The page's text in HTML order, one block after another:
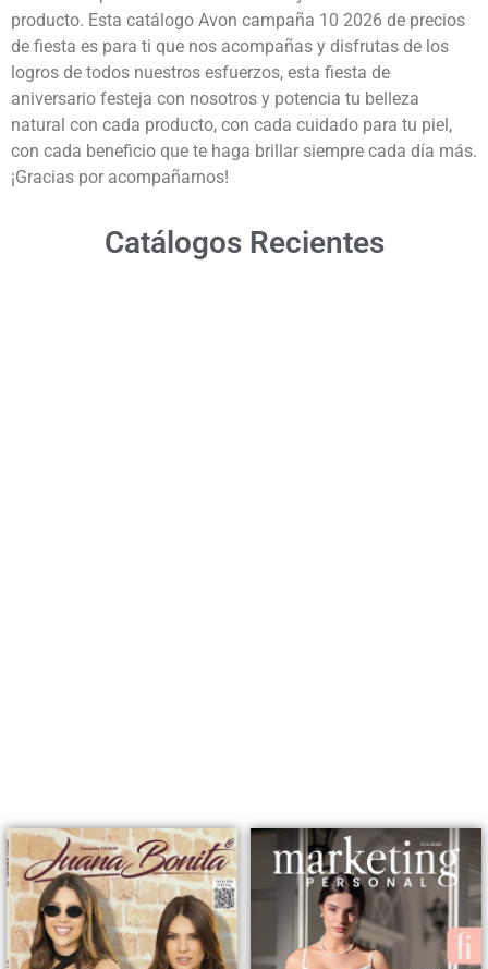
producto. Esta catálogo Avon campaña 10 2026 de precios
de fiesta es para ti que nos acompañas y disfrutas de los
logros de todos nuestros esfuerzos, esta fiesta de
aniversario festeja con nosotros y potencia tu belleza
natural con cada producto, con cada cuidado para tu piel,
con cada beneficio que te haga brillar siempre cada día más.
¡Gracias por acompañarnos!
Catálogos Recientes